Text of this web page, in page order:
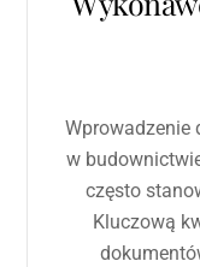
Wprowadzenie
w
często
Kluczową